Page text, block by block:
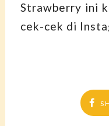
Strawberry ini
cek-cek di